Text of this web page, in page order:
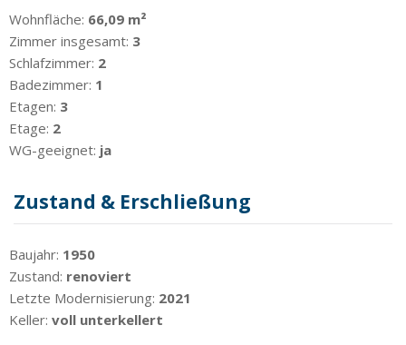
Wohnfläche: 66,09 m²
Zimmer insgesamt: 3
Schlafzimmer: 2
Badezimmer: 1
Etagen: 3
Etage: 2
WG-geeignet: ja
Zustand & Erschließung
Baujahr: 1950
Zustand: renoviert
Letzte Modernisierung: 2021
Keller: voll unterkellert